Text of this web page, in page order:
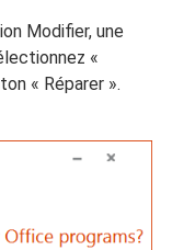
Modifier, une
«
« Réparer ».